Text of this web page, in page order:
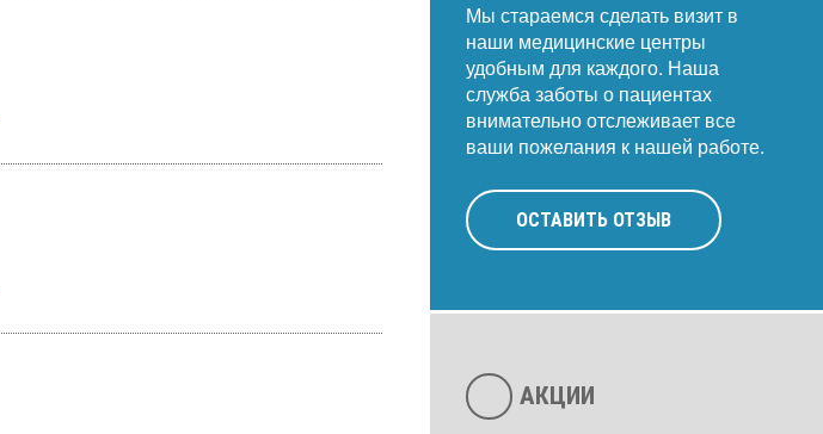
Мы стараемся сделать визит в
наши медицинские центры
удобным для каждого. Наша
служба заботы о пациентах
внимательно отслеживает все
ваши пожелания к нашей работе.
ОСТАВИТЬ ОТЗЫВ
АКЦИИ